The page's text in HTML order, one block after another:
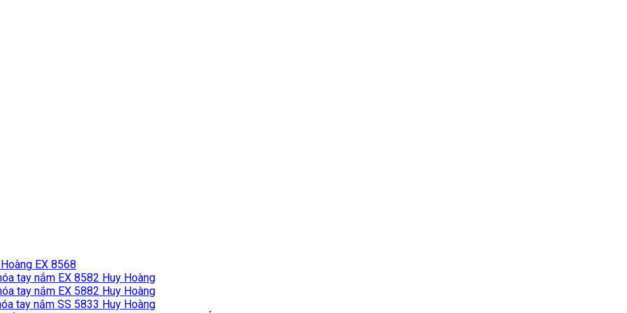
EX 8568
tay nắm EX 8582 Huy Hoàng
tay nắm EX 5882 Huy Hoàng
tay nắm SS 5833 Huy Hoàng